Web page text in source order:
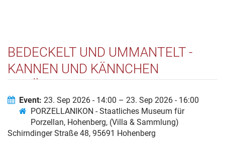
BEDECKELT UND UMMANTELT -
KANNEN UND KÄNNCHEN
VERANSTALTUNG FÜR MENSCHEN
MIT DEMENZ
Event: 23. Sep 2026 - 14:00 – 23. Sep 2026 - 16:00
PORZELLANIKON - Staatliches Museum für
Porzellan, Hohenberg, (Villa & Sammlung)
Schirndinger Straße 48, 95691 Hohenberg